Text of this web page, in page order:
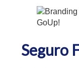
Seguro